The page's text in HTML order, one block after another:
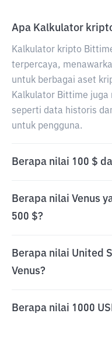
Apa Kalkulator
Kalkulator kripto
terpercaya,
untuk berbagai aset
Kalkulator Bittime
seperti data historis
untuk pengguna.
Berapa nilai 100 $
Berapa nilai Venus
500 $?
Berapa nilai United
Venus?
Berapa nilai 1000